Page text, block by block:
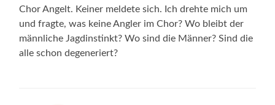
Chor Angelt. Keiner meldete sich. Ich drehte mich um
und fragte, was keine Angler im Chor? Wo bleibt der
männliche Jagdinstinkt? Wo sind die Männer? Sind die
alle schon degeneriert?